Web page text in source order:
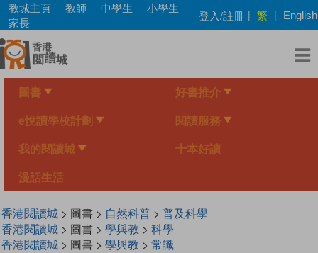
Skip
main
content
教城主頁 教師 中學生
小學生
家長
登入/註冊 | 繁 | English
圖書 好書推介
e悅讀學校計劃 閱讀服務
我的閱讀城 十本好讀
漫話生活
香港閱讀城> 圖書 > 自然科普> 普及科學
香港閱讀城> 圖書 > 學與教 > 科學
香港閱讀城> 圖書 > 學與教 > 常識